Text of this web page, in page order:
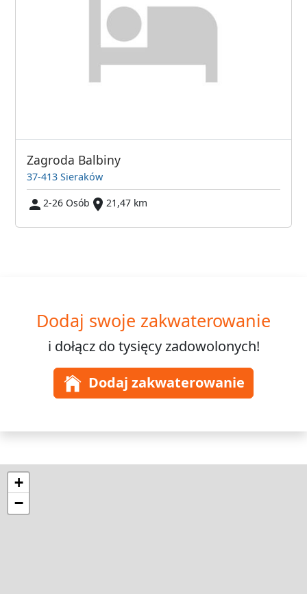
Zagroda Balbiny
37-413 Sieraków
2-26 Osób
21,47 km
Dodaj swoje zakwaterowanie
i dołącz do tysięcyzadowolonych!
Dodaj zakwaterowanie
+
−